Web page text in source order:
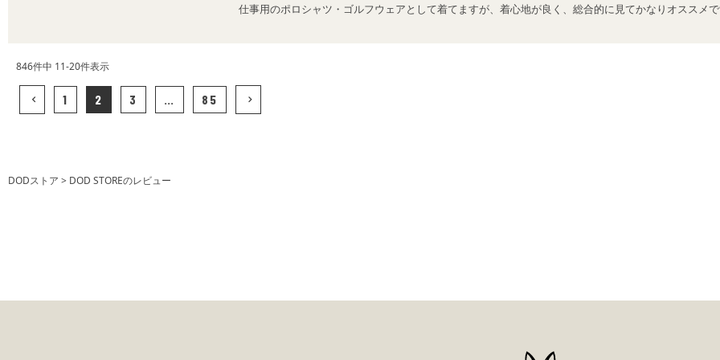
仕事用のポロシャツ・ゴルフウェアとして着てますが、着心地が良く、総合的に見てかなりオススメ
846件中 11-20件表示
1 2 3 … 85
DODストア DOD STOREのレビュー